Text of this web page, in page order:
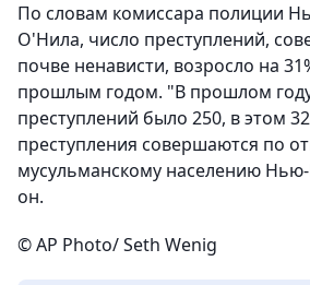
По словам комиссара полиции
О'Нила, число преступлений,
почве ненависти, возросло на
прошлым годом. "В прошлом
преступлений было 250, в этом
преступления совершаются по
мусульманскому населению
он.
© AP Photo/ Seth Wenig